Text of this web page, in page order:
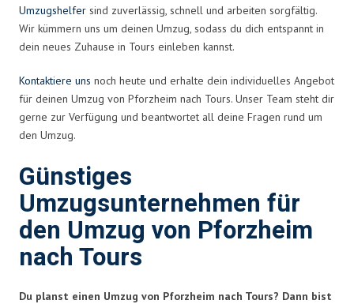
Umzugshelfer sind zuverlässig, schnell und arbeiten sorgfältig.
Wir kümmern uns um deinen Umzug, sodass du dich entspannt in
dein neues Zuhause in Tours einleben kannst.
Kontaktiere uns noch heute und erhalte dein individuelles Angebot
für deinen Umzug von Pforzheim nach Tours. Unser Team steht dir
gerne zur Verfügung und beantwortet all deine Fragen rund um
den Umzug.
Günstiges
Umzugsunternehmen für
den Umzug von Pforzheim
nach Tours
Du planst einen Umzug von Pforzheim nach Tours? Dann bist